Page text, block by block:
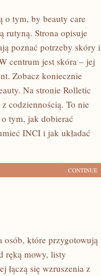
o tym, by beauty care
rutyną. Strona opisuje
poznać potrzeby skóry i
centrum jest skóra – jej
Zobacz koniecznie
Na stronie Rolletic
codziennością. To nie
o tym, jak dobierać
INCI i jak układać
CONTINUE
osób, które przygotowują
ręką mowy, listy
łączą się wzruszenia z